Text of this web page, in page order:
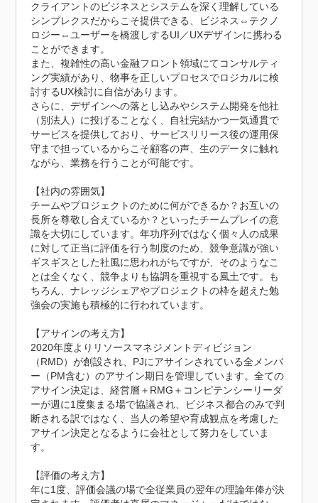
クライアントのビジネスとシステムを深く理解している
シンプレクスだからこそ提供できる、ビジネス⇔テクノ
ロジー⇔ユーザーを橋渡しするUI／UXデザインに携わる
ことができます。
また、複雑性の高い金融フロント領域にてコンサルティ
ング実績があり、物事を正しいプロセスでロジカルに検
討するUX検討に自信があります。
さらに、デザインへの落とし込みやシステム開発を他社
（別法人）に投げることなく、自社完結かつ一気通貫で
サービスを提供しており、サービスリリース後の運用保
守まで担っているからこそ顧客の声、生のデータに触れ
ながら、業務を行うことが可能です。
【社内の雰囲気】
チームやプロジェクトのために何ができるか？お互いの
長所を尊敬し合えているか？といったチームプレイの意
識を大切にしています。年功序列ではなく個々人の成果
に対して正当に評価を行う制度のため、競争意識が強い
ギスギスとした社風に思われがちですが、そのようなこ
とは全くなく、競争よりも協調を重視する風土です。も
ちろん、ナレッジシェアやプロジェクトの枠を超えた勉
強会の実施も積極的に行われています。
【アサインの考え方】
2020年度よりリソースマネジメントディビジョン
（RMD）が創設され、PJにアサインされている全メンバ
ー（PM含む）のアサイン期日を管理しています。全ての
アサイン決定は、経営層＋RMG＋コンピテンシーリーダ
ーが週に1度集まる場で協議され、ビジネス都合のみで判
断される訳ではなく、当人の希望や育成観点を考慮した
アサイン決定となるように会社として努力をしていま
す。
【評価の考え方】
年に1度、評価会議の場で全従業員の翌年の理論年俸が決